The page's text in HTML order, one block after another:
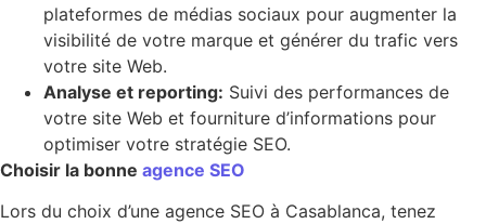
plateformes de médias sociaux pour augmenter la
visibilité de votre marque et générer du trafic vers
votre site Web.
Analyse et reporting: Suivi des performances de
votre site Web et fourniture d’informations pour
optimiser votre stratégie SEO.
Choisir la bonne agence SEO
Lors du choix d’une agence SEO à Casablanca, tenez